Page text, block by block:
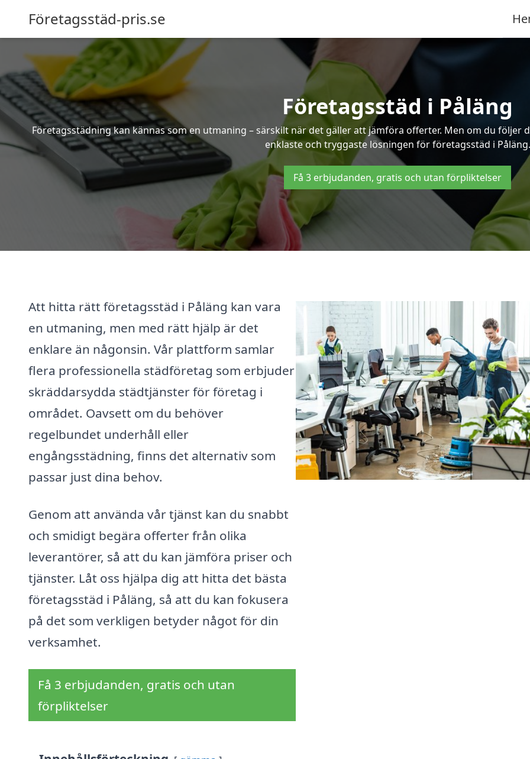
Företagsstäd-pris.se
Företagsstäd i Påläng
Företagsstädning kan kännas som en utmaning – särskilt när det gäller att jämföra offerter. Men om du följer
enklaste och tryggaste lösningen för företagsstäd i Påläng.
Få 3 erbjudanden, gratis och utan förpliktelser
Att hitta rätt företagsstäd i Påläng kan vara
en utmaning, men med rätt hjälp är det
enklare än någonsin. Vår plattform samlar
flera professionella städföretag som erbjuder
skräddarsydda städtjänster för företag i
området. Oavsett om du behöver
regelbundet underhåll eller
engångsstädning, finns det alternativ som
passar just dina behov.
Genom att använda vår tjänst kan du snabbt
och smidigt begära offerter från olika
leverantörer, så att du kan jämföra priser och
tjänster. Låt oss hjälpa dig att hitta det bästa
företagsstäd i Påläng, så att du kan fokusera
på det som verkligen betyder något för din
verksamhet.
Få 3 erbjudanden, gratis och utan
förpliktelser